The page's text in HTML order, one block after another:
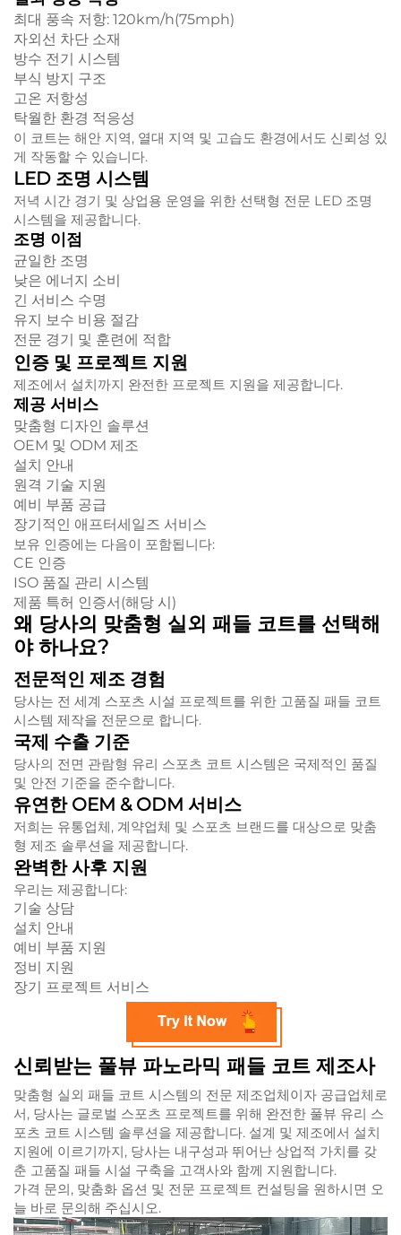
최대 풍속 저항: 120km/h(75mph)
자외선 차단 소재
방수 전기 시스템
부식 방지 구조
고온 저항성
탁월한 환경 적응성
이 코트는 해안 지역, 열대 지역 및 고습도 환경에서도 신뢰성 있
게 작동할 수 있습니다.
LED 조명 시스템
저녁 시간 경기 및 상업용 운영을 위한 선택형 전문 LED 조명
시스템을 제공합니다.
조명 이점
균일한 조명
낮은 에너지 소비
긴 서비스 수명
유지 보수 비용 절감
전문 경기 및 훈련에 적합
인증 및 프로젝트 지원
제조에서 설치까지 완전한 프로젝트 지원을 제공합니다.
제공 서비스
맞춤형 디자인 솔루션
OEM 및 ODM 제조
설치 안내
원격 기술 지원
예비 부품 공급
장기적인 애프터세일즈 서비스
보유 인증에는 다음이 포함됩니다:
CE 인증
ISO 품질 관리 시스템
제품 특허 인증서(해당 시)
왜 당사의 맞춤형 실외 패들 코트를 선택해
야 하나요?
전문적인 제조 경험
당사는 전 세계 스포츠 시설 프로젝트를 위한 고품질 패들 코트
시스템 제작을 전문으로 합니다.
국제 수출 기준
당사의 전면 관람형 유리 스포츠 코트 시스템은 국제적인 품질
및 안전 기준을 준수합니다.
유연한 OEM & ODM 서비스
저희는 유통업체, 계약업체 및 스포츠 브랜드를 대상으로 맞춤
형 제조 솔루션을 제공합니다.
완벽한 사후 지원
우리는 제공합니다:
기술 상담
설치 안내
예비 부품 지원
정비 지원
장기 프로젝트 서비스
신뢰받는 풀뷰 파노라믹 패들 코트 제조사
맞춤형 실외 패들 코트 시스템의 전문 제조업체이자 공급업체로
서, 당사는 글로벌 스포츠 프로젝트를 위해 완전한 풀뷰 유리 스
포츠 코트 시스템 솔루션을 제공합니다. 설계 및 제조에서 설치
지원에 이르기까지, 당사는 내구성과 뛰어난 상업적 가치를 갖
춘 고품질 패들 시설 구축을 고객사와 함께 지원합니다.
가격 문의, 맞춤화 옵션 및 전문 프로젝트 컨설팅을 원하시면 오
늘 바로 문의해 주십시오.